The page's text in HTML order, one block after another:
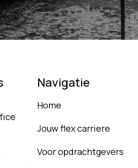
Navigatie
Home
Jouw flex carriere
Voor opdrachtgevers